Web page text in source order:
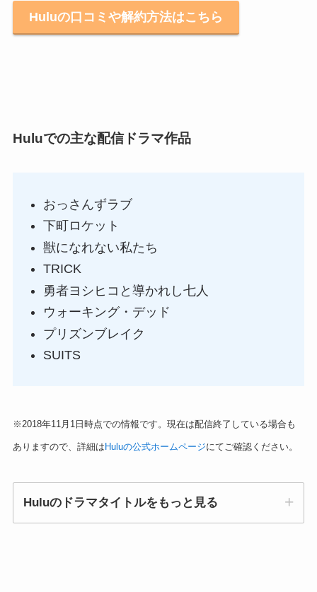
Huluの口コミや解約方法はこちら
Huluでの主な配信ドラマ作品
おっさんずラブ
下町ロケット
獣になれない私たち
TRICK
勇者ヨシヒコと導かれし七人
ウォーキング・デッド
プリズンブレイク
SUITS
※2018年11月1日時点での情報です。現在は配信終了している場合も
ありますので、詳細は Huluの公式ホームページにてご確認ください。
Huluのドラマタイトルをもっと見る